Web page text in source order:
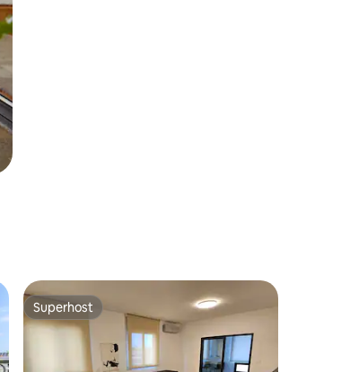
Superhost
Superhost